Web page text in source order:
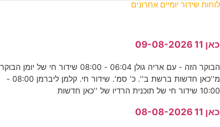
לוחות שידור יומיים אחרונים
כאן 11 09-08-2026
הבוקר הזה - עם אריה גולן 06:04 - 08:00 שידור חי של יומן הבוקר
מ''כאן חדשות ברשת ב''. כ' סמ'. שידור חי. קלמן ליברמן 08:00 -
10:00 שידור חי של תוכנית הרדיו של ''כאן חדשות
כאן 11 08-08-2026